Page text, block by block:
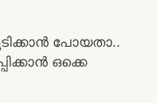
പോയതാ..
ഒക്കെ